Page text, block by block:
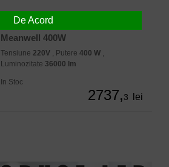
Proiector LED SMD driver
Meanwell 400W
Tensiune 220V , Putere 400 W ,
Luminozitate 36000 lm
In Stoc
2737,3 lei
De Acord